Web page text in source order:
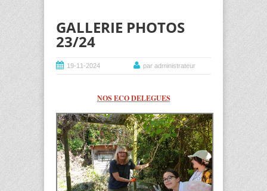
GALLERIE PHOTOS
23/24
19-11-2024 par administrateur
NOS ECO DELEGUES